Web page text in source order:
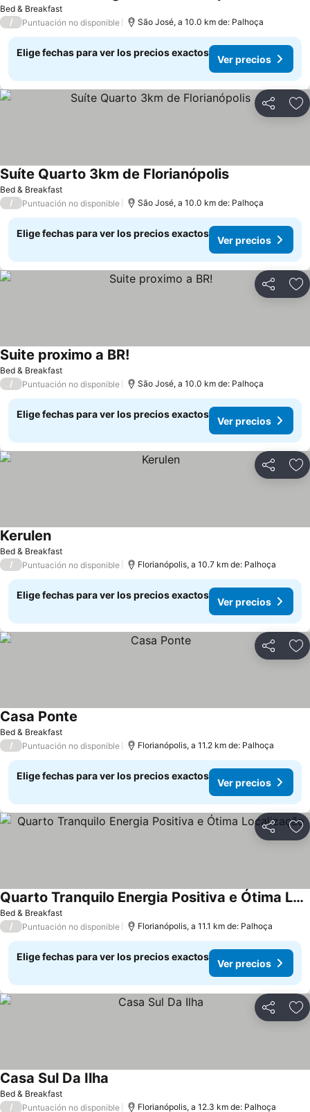
Bed & Breakfast
/ Puntuación no disponible São José, a 10.0 km de: Palhoça
Elige fechas para ver los precios exactos
Ver precios
Compartir
Bed & Breakfast
Suíte Quarto 3km de Florianópolis
/ Puntuación no disponible São José, a 10.0 km de: Palhoça
Elige fechas para ver los precios exactos
Ver precios
Compartir
Bed & Breakfast
Suite proximo a BR!
/ Puntuación no disponible São José, a 10.0 km de: Palhoça
Elige fechas para ver los precios exactos
Ver precios
Compartir
Bed & Breakfast
Kerulen
/ Puntuación no disponible Florianópolis, a 10.7 km de: Palhoça
Elige fechas para ver los precios exactos
Ver precios
Compartir
Bed & Breakfast
Casa Ponte
/ Puntuación no disponible Florianópolis, a 11.2 km de: Palhoça
Elige fechas para ver los precios exactos
Ver precios
Compartir
Bed & Breakfast
Quarto Tranquilo Energia Positiva e Ótima Localização
/ Puntuación no disponible Florianópolis, a 11.1 km de: Palhoça
Elige fechas para ver los precios exactos
Ver precios
Compartir
Bed & Breakfast
Casa Sul Da Ilha
/ Puntuación no disponible Florianópolis, a 12.3 km de: Palhoça